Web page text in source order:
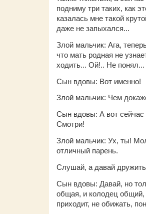
подниму три таких, как
казалась мне такой
даже не запыхался...
Злой мальчик: Ага,
что мать родная не
ходить... Ой!.. Не
Сын вдовы: Вот именно!
Злой мальчик: Чем
Сын вдовы: А вот сейчас
Смотри!
Злой мальчик: Ух, ты!
отличный парень.
Слушай, а давай
Сын вдовы: Давай, но
общая, и колодец общий,
приходит, не обижать,